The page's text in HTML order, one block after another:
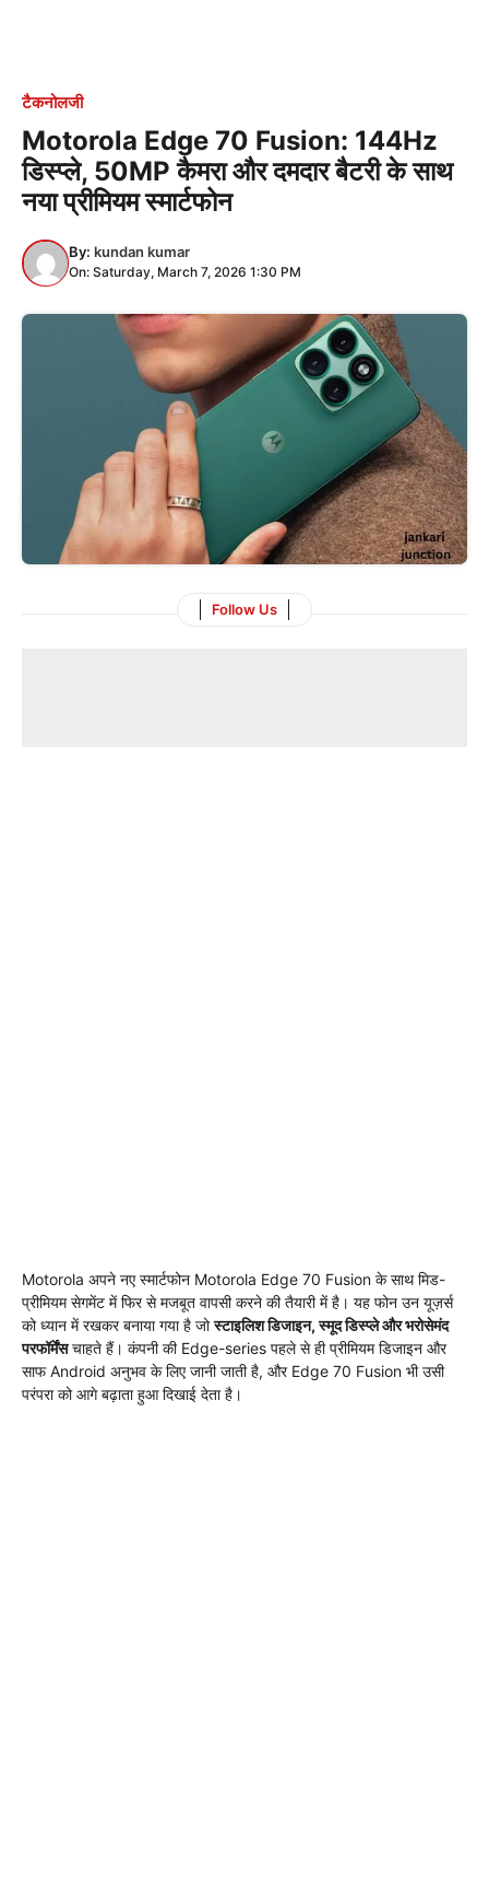
टैकनोलजी
Motorola Edge 70 Fusion: 144Hz
डिस्प्ले, 50MP कैमरा और दमदार बैटरी के साथ
नया प्रीमियम स्मार्टफोन
By: kundan kumar
On: Saturday, March 7, 2026 1:30 PM
Follow Us
Motorola अपने नए स्मार्टफोन Motorola Edge 70 Fusion के साथ मिड-
प्रीमियम सेगमेंट में फिर से मजबूत वापसी करने की तैयारी में है। यह फोन उन यूज़र्स
को ध्यान में रखकर बनाया गया है जोस्टाइलिश डिजाइन, स्मूद डिस्प्ले और भरोसेमंद
परफॉर्मेंसचाहते हैं। कंपनी की Edge-series पहले से ही प्रीमियम डिजाइन और
साफ Android अनुभव के लिए जानी जाती है, और Edge 70 Fusion भी उसी
परंपरा को आगे बढ़ाता हुआ दिखाई देता है।